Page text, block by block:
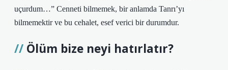
uçurdum…” Cenneti bilmemek, bir anlamda Tanrı’yı
bilmemektir ve bu cehalet, esef verici bir durumdur.
Ölüm bize neyi hatırlatır?